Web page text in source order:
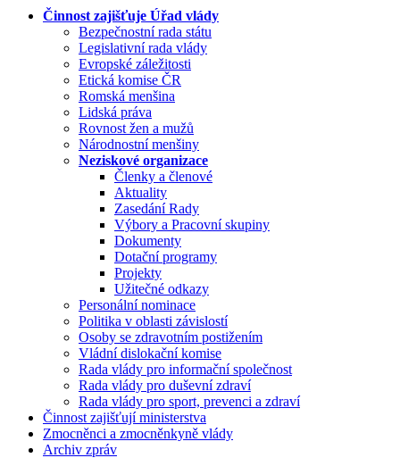
Činnost zajišťuje Úřad vlády
Bezpečnostní rada státu
Legislativní rada vlády
Evropské záležitosti
Etická komise ČR
Romská menšina
Lidská práva
Rovnost žen a mužů
Národnostní menšiny
Neziskové organizace
Členky a členové
Aktuality
Zasedání Rady
Výbory a Pracovní skupiny
Dokumenty
Dotační programy
Projekty
Užitečné odkazy
Personální nominace
Politika v oblasti závislostí
Osoby se zdravotním postižením
Vládní dislokační komise
Rada vlády pro informační společnost
Rada vlády pro duševní zdraví
Rada vlády pro sport, prevenci a zdraví
Činnost zajišťují ministerstva
Zmocněnci a zmocněnkyně vlády
Archiv zpráv